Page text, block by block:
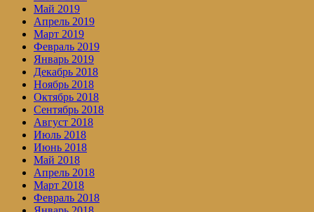
Май 2019
Апрель 2019
Март 2019
Февраль 2019
Январь 2019
Декабрь 2018
Ноябрь 2018
Октябрь 2018
Сентябрь 2018
Август 2018
Июль 2018
Июнь 2018
Май 2018
Апрель 2018
Март 2018
Февраль 2018